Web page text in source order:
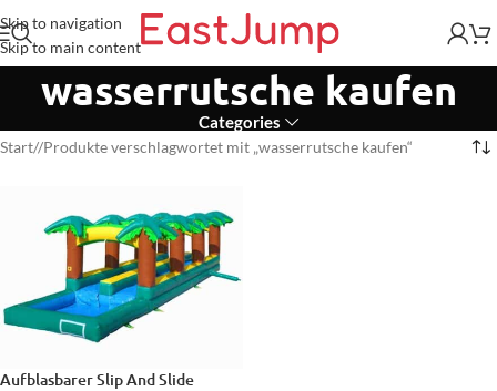
Skip to navigation
Skip to main content
wasserrutsche kaufen
Categories
Start/ Produkte verschlagwortet mit „wasserrutsche kaufen“
Aufblasbarer Slip And Slide